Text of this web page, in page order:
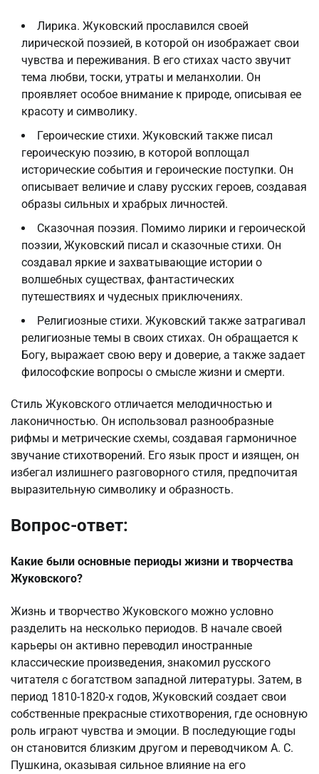
Лирика. Жуковский прославился своей
лирической поэзией, в которой он изображает свои
чувства и переживания. В его стихах часто звучит
тема любви, тоски, утраты и меланхолии. Он
проявляет особое внимание к природе, описывая ее
красоту и символику.
Героические стихи. Жуковский также писал
героическую поэзию, в которой воплощал
исторические события и героические поступки. Он
описывает величие и славу русских героев, создавая
образы сильных и храбрых личностей.
Сказочная поэзия. Помимо лирики и героической
поэзии, Жуковский писал и сказочные стихи. Он
создавал яркие и захватывающие истории о
волшебных существах, фантастических
путешествиях и чудесных приключениях.
Религиозные стихи. Жуковский также затрагивал
религиозные темы в своих стихах. Он обращается к
Богу, выражает свою веру и доверие, а также задает
философские вопросы о смысле жизни и смерти.
Стиль Жуковского отличается мелодичностью и
лаконичностью. Он использовал разнообразные
рифмы и метрические схемы, создавая гармоничное
звучание стихотворений. Его язык прост и изящен, он
избегал излишнего разговорного стиля, предпочитая
выразительную символику и образность.
Вопрос-ответ:
Какие были основные периоды жизни и творчества
Жуковского?
Жизнь и творчество Жуковского можно условно
разделить на несколько периодов. В начале своей
карьеры он активно переводил иностранные
классические произведения, знакомил русского
читателя с богатством западной литературы. Затем, в
период 1810-1820-х годов, Жуковский создает свои
собственные прекрасные стихотворения, где основную
роль играют чувства и эмоции. В последующие годы
он становится близким другом и переводчиком А. С.
Пушкина, оказывая сильное влияние на его